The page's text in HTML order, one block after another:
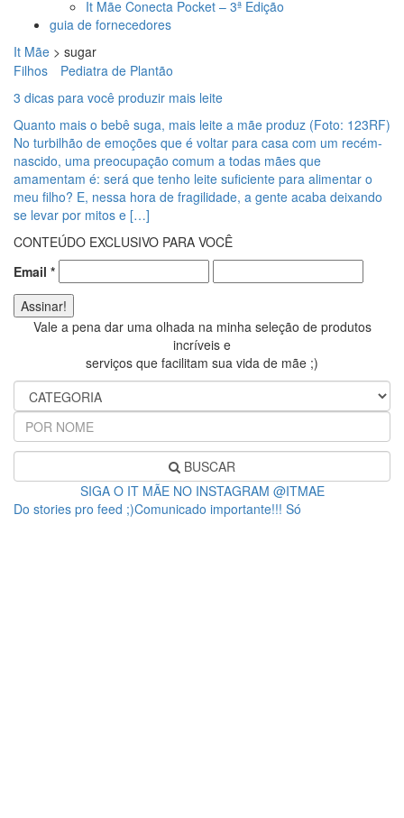
It Mãe Conecta Pocket – 3ª Edição
guia de fornecedores
It Mãe > sugar
Filhos
Pediatra de Plantão
3 dicas para você produzir mais leite
Quanto mais o bebê suga, mais leite a mãe produz (Foto: 123RF)
No turbilhão de emoções que é voltar para casa com um recém-
nascido, uma preocupação comum a todas mães que
amamentam é: será que tenho leite suficiente para alimentar o
meu filho? E, nessa hora de fragilidade, a gente acaba deixando
se levar por mitos e […]
CONTEÚDO EXCLUSIVO PARA VOCÊ
Email *
Vale a pena dar uma olhada na minha seleção de produtos
incríveis e
serviços que facilitam sua vida de mãe ;)
BUSCAR
SIGA O IT MÃE NO INSTAGRAM @ITMAE
Do stories pro feed ;)Comunicado importante!!! Só